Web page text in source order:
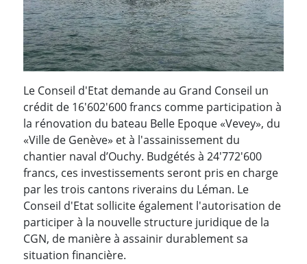
Le Conseil d'Etat demande au Grand Conseil un
crédit de 16'602'600 francs comme participation à
la rénovation du bateau Belle Epoque «Vevey», du
«Ville de Genève» et à l'assainissement du
chantier naval d’Ouchy. Budgétés à 24'772'600
francs, ces investissements seront pris en charge
par les trois cantons riverains du Léman. Le
Conseil d'Etat sollicite également l'autorisation de
participer à la nouvelle structure juridique de la
CGN, de manière à assainir durablement sa
situation financière.